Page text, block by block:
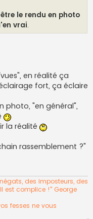
le rendu en photo
vrai.
en réalité ça
fort, ça éclaire
photo, "en général",
la réalité
rassemblement ?"
des imposteurs, des
est complice !" George
fesses ne vous